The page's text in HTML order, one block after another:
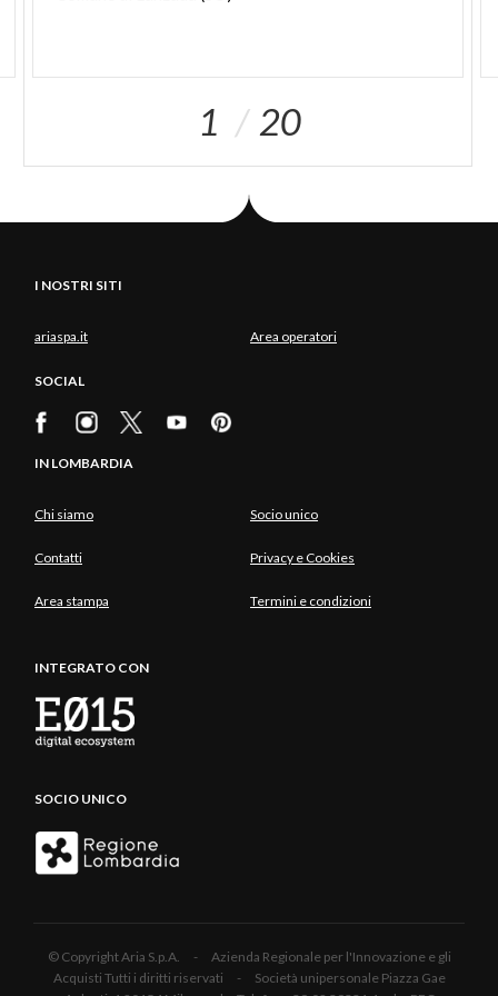
uno deglistorici treni a vaporedella linea
Palazzolo-Paratico-Sarnico e poi abbinare
un’escursione in battello. Ci sono inoltre possibilità
di noleggiare attrezzature per il Windsurf e il
Kitesurf nella parte sud del lago, nelle vicinanze di
1 20
I NOSTRI SITI
ariaspa.it Area operatori
SOCIAL
IN LOMBARDIA
Chi siamo Socio unico
Contatti Privacy e Cookies
Area stampa Termini e condizioni
INTEGRATO CON
SOCIO UNICO
© Copyright Aria S.p.A. - Azienda Regionale per l'Innovazione e gli
Acquisti Tutti i diritti riservati - Società unipersonale Piazza Gae